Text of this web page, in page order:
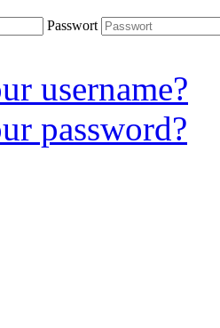
Passwort
username?
password?